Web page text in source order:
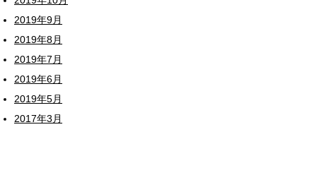
2019年9月
2019年8月
2019年7月
2019年6月
2019年5月
2017年3月